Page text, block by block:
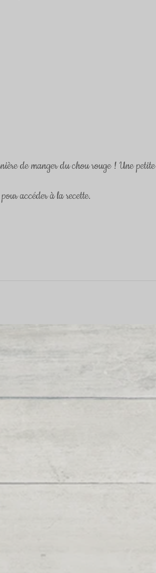
de manger du chou rouge ! Une
accéder à la recette.